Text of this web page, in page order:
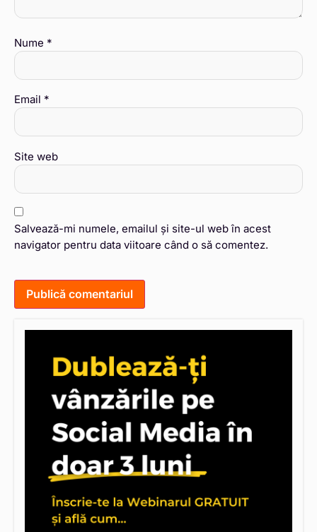
Nume *
Email *
Site web
Salvează-mi numele, emailul și site-ul web în acest
navigator pentru data viitoare când o să comentez.